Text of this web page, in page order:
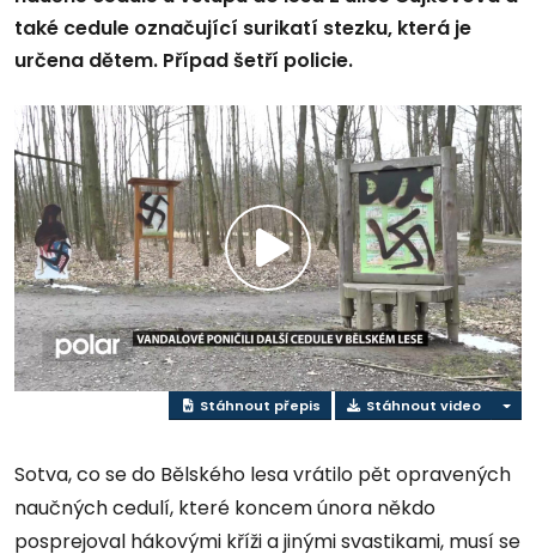
také cedule označující surikatí stezku, která je
určena dětem. Případ šetří policie.
Přehrát
video
Stáhnout přepis Stáhnout video
Sotva, co se do Bělského lesa vrátilo pět opravených
naučných cedulí, které koncem února někdo
posprejoval hákovými kříži a jinými svastikami, musí se